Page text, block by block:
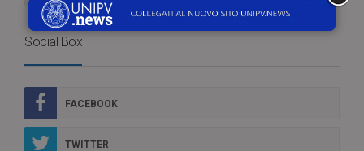
Social Box
FACEBOOK
TWITTER